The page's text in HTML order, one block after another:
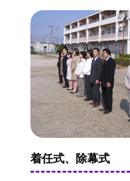
着任式、除幕式